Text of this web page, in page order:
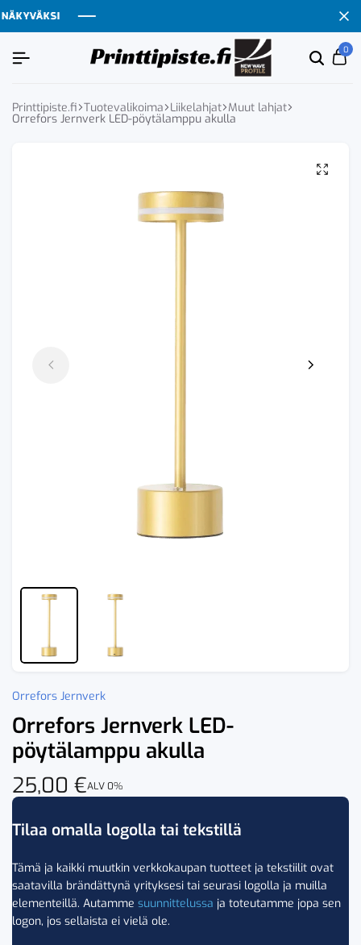
Etsi
0
Printtipiste.fi Tuotevalikoima Liikelahjat Muut lahjat
Orrefors Jernverk LED-pöytälamppu akulla
Orrefors Jernverk
Orrefors Jernverk LED-
pöytälamppu akulla
25,00 €ALV 0%
Tilaa omalla logolla tai tekstillä
Tämä ja kaikki muutkin verkkokaupan tuotteet ja tekstiilit ovat
saatavilla brändättynä yrityksesi tai seurasi logolla ja muilla
elementeillä. Autamme suunnittelussa ja toteutamme jopa sen
logon, jos sellaista ei vielä ole.